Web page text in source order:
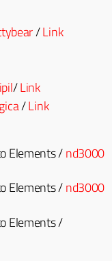
/Link
/Link
/Link
Ele­ments /nd3000
Ele­ments /nd3000
Ele­ments /